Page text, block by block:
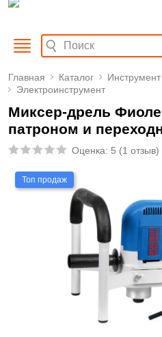
Главная Каталог
Электроинструмент
Миксер-дрель
патроном и
Оценка: 5 (1 отзыв)
Топ продаж